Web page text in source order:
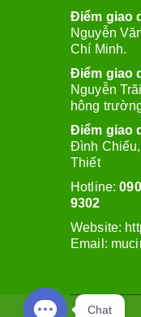
Điểm giao
Nguyễn
Chí Minh.
Điểm giao
Nguyễn
hông
Điểm giao
Đình
Thiết
Hotline:
9302
Website:
Email:
Chat